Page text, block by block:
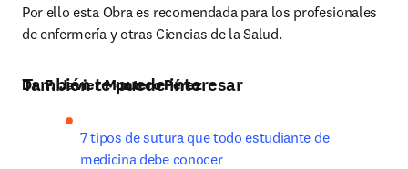
Por ello esta Obra es recomendada para los profesionales
de enfermería y otras Ciencias de la Salud.
Dr. F. Javier Montero Pérez
También te puede interesar
7 tipos de sutura que todo estudiante de
medicina debe conocer